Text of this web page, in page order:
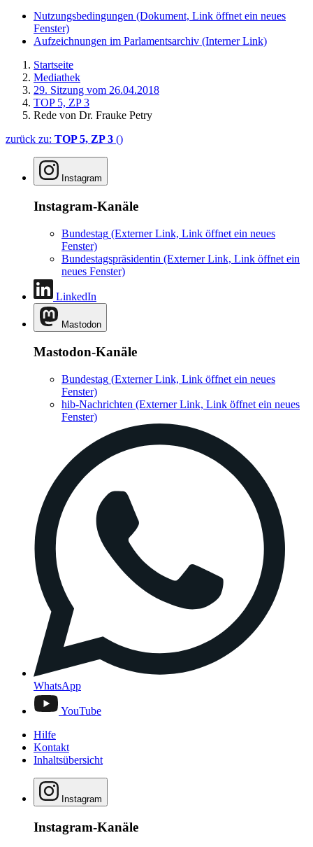
Nutzungsbedingungen (Dokument, Link öffnet ein neues
Fenster)
Aufzeichnungen im Parlamentsarchiv (Interner Link)
Startseite
Mediathek
29. Sitzung vom 26.04.2018
TOP 5, ZP 3
Rede von Dr. Frauke Petry
zurück zu: TOP 5, ZP 3 ()
Instagram
Instagram-Kanäle
Bundestag (Externer Link, Link öffnet ein neues
Fenster)
Bundestagspräsidentin (Externer Link, Link öffnet ein
neues Fenster)
LinkedIn
Mastodon
Mastodon-Kanäle
Bundestag (Externer Link, Link öffnet ein neues
Fenster)
hib-Nachrichten (Externer Link, Link öffnet ein neues
Fenster)
WhatsApp
YouTube
Hilfe
Kontakt
Inhaltsübersicht
Instagram
Instagram-Kanäle